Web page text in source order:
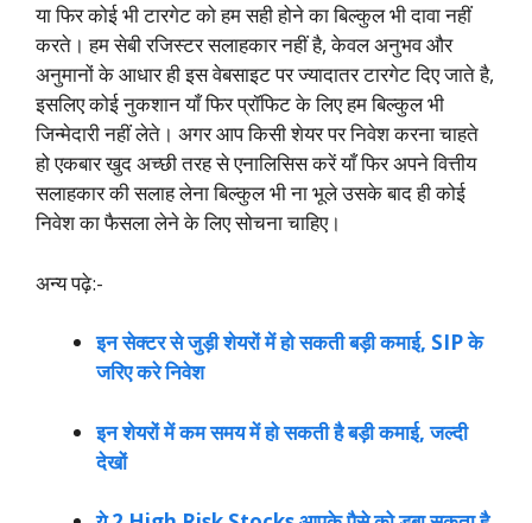
या फिर कोई भी टारगेट को हम सही होने का बिल्कुल भी दावा नहीं
करते। हम सेबी रजिस्टर सलाहकार नहीं है, केवल अनुभव और
अनुमानों के आधार ही इस वेबसाइट पर ज्यादातर टारगेट दिए जाते है,
इसलिए कोई नुकशान याँ फिर प्रॉफिट के लिए हम बिल्कुल भी
जिन्मेदारी नहीं लेते। अगर आप किसी शेयर पर निवेश करना चाहते
हो एकबार खुद अच्छी तरह से एनालिसिस करें याँ फिर अपने वित्तीय
सलाहकार की सलाह लेना बिल्कुल भी ना भूले उसके बाद ही कोई
निवेश का फैसला लेने के लिए सोचना चाहिए।
अन्य पढ़े:-
इन सेक्टर से जुड़ी शेयरों में हो सकती बड़ी कमाई, SIP के
जरिए करे निवेश
इन शेयरों में कम समय में हो सकती है बड़ी कमाई, जल्दी
देखों